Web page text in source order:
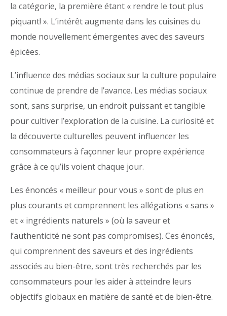
la catégorie, la première étant « rendre le tout plus
piquant! ». L’intérêt augmente dans les cuisines du
monde nouvellement émergentes avec des saveurs
épicées.
L’influence des médias sociaux sur la culture populaire
continue de prendre de l’avance. Les médias sociaux
sont, sans surprise, un endroit puissant et tangible
pour cultiver l’exploration de la cuisine. La curiosité et
la découverte culturelles peuvent influencer les
consommateurs à façonner leur propre expérience
grâce à ce qu’ils voient chaque jour.
Les énoncés « meilleur pour vous » sont de plus en
plus courants et comprennent les allégations « sans »
et « ingrédients naturels » (où la saveur et
l’authenticité ne sont pas compromises). Ces énoncés,
qui comprennent des saveurs et des ingrédients
associés au bien-être, sont très recherchés par les
consommateurs pour les aider à atteindre leurs
objectifs globaux en matière de santé et de bien-être.